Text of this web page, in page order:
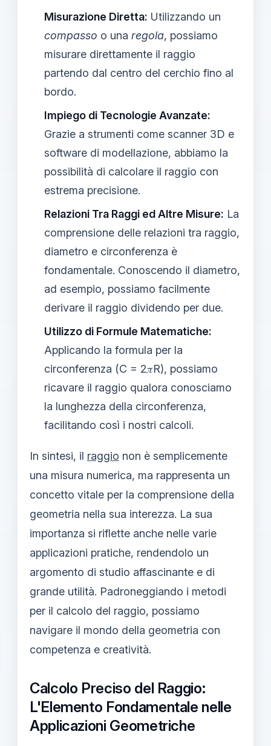
Misurazione Diretta: Utilizzando un
compasso o una regola, possiamo
misurare direttamente il raggio
partendo dal centro del cerchio fino al
bordo.
Impiego di Tecnologie Avanzate:
Grazie a strumenti come scanner 3D e
software di modellazione, abbiamo la
possibilità di calcolare il raggio con
estrema precisione.
Relazioni Tra Raggi ed Altre Misure: La
comprensione delle relazioni tra raggio,
diametro e circonferenza è
fondamentale. Conoscendo il diametro,
ad esempio, possiamo facilmente
derivare il raggio dividendo per due.
Utilizzo di Formule Matematiche:
Applicando la formula per la
circonferenza (C = 2𝜋R), possiamo
ricavare il raggio qualora conosciamo
la lunghezza della circonferenza,
facilitando così i nostri calcoli.
In sintesi, il raggio non è semplicemente
una misura numerica, ma rappresenta un
concetto vitale per la comprensione della
geometria nella sua interezza. La sua
importanza si riflette anche nelle varie
applicazioni pratiche, rendendolo un
argomento di studio affascinante e di
grande utilità. Padroneggiando i metodi
per il calcolo del raggio, possiamo
navigare il mondo della geometria con
competenza e creatività.
Calcolo Preciso del Raggio:
L'Elemento Fondamentale nelle
Applicazioni Geometriche